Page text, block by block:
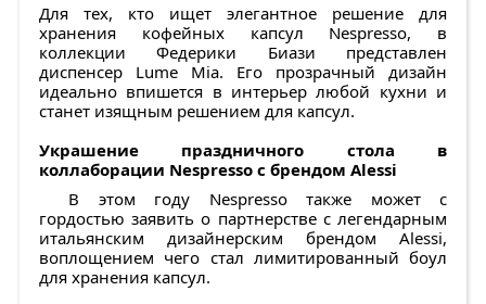
Для тех, кто ищет элегантное решение для
хранения кофейных капсул Nespresso, в
коллекции Федерики Биази представлен
диспенсер Lume Mia. Его прозрачный дизайн
идеально впишется в интерьер любой кухни и
станет изящным решением для капсул.
Украшение праздничного стола в
коллаборации Nespresso с брендом Alessi
В этом году Nespresso также может с
гордостью заявить о партнерстве с легендарным
итальянским дизайнерским брендом Alessi,
воплощением чего стал лимитированный боул
для хранения капсул.